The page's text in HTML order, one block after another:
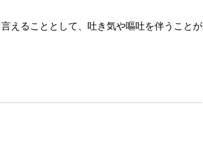
えることとして、吐き気や嘔吐を伴うことが